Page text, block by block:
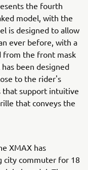
the fourth
model, with the
is designed to allow
ever before, with a
from the front mask
been designed
to the rider's
that support intuitive
that conveys the
XMAX has
city commuter for 18